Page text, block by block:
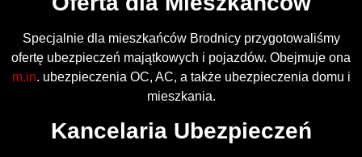
Specjalnie dla mieszkańców Brodnicy przygotowaliśmy
ofertę ubezpieczeń majątkowych i pojazdów. Obejmuje ona
m.in. ubezpieczenia OC, AC, a także ubezpieczenia domu i
mieszkania.
Kancelaria Ubezpieczeń